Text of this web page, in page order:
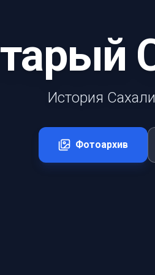
История
Фотоархив